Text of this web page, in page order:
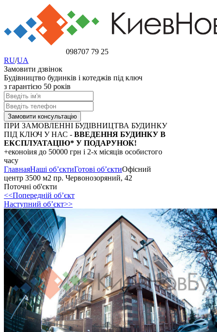
098707 79 25
RU/UA
Замовити дзвінок
Будівництво будинків і котеджів під ключ
з гарантією 50 років
ПРИ ЗАМОВЛЕННІ БУДІВНИЦТВА БУДИНКУ
ПІД КЛЮЧ У НАС - ВВЕДЕННЯ БУДИНКУ В
ЕКСПЛУАТАЦІЮ* У ПОДАРУНОК!
+еконоіия до 50000 грн і 2-х місяців особистого
часу
ГлавнаяНаші об’єктиГотові об’єктиОфісний
центр 3500 м2 пр. Червонозоряний, 42
Поточні об'єкти
<<Попередній об’єкт
Наступний об’єкт>>